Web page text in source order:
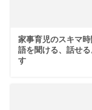
家事育児のスキマ
語を聞ける、話せ
す